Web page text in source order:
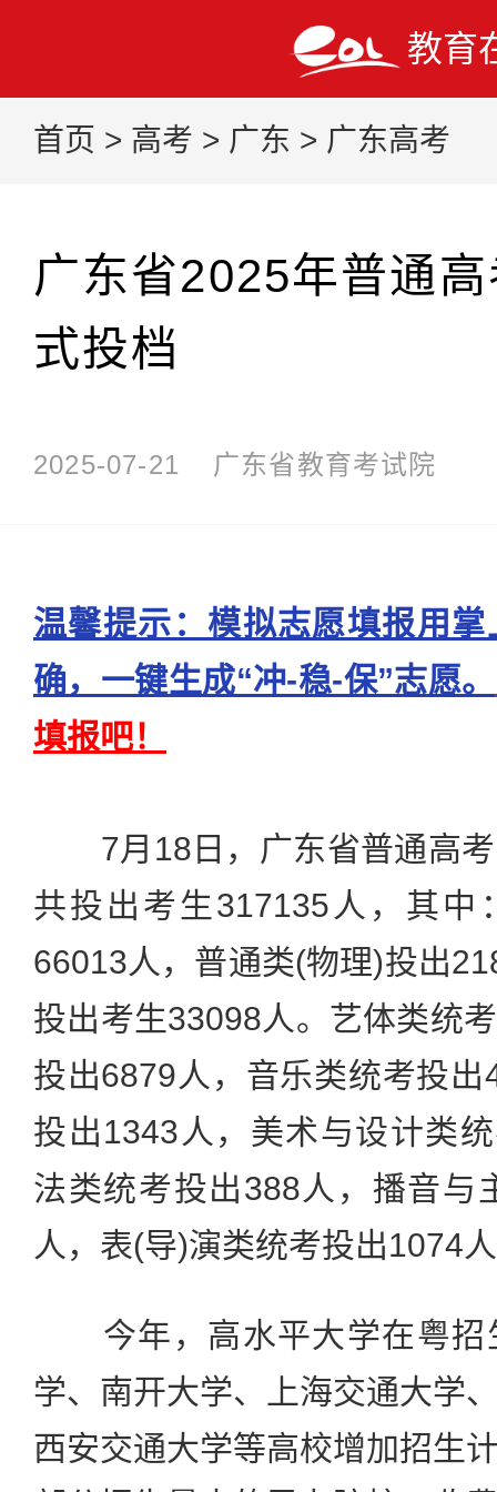
教育
首页 > 高考 > 广东 > 广东高考
广东省2025年普通
式投档
2025-07-21 广东省教育考试院
温馨提示：模拟志愿填报用
确，一键生成“冲-稳-保”志愿。
填报吧！
7月18日，广东省普通高考
共投出考生317135人，其
66013人，普通类(物理)投出
投出考生33098人。艺体类统
投出6879人，音乐类统考投
投出1343人，美术与设计类
法类统考投出388人，播音与
人，表(导)演类统考投出1074
今年，高水平大学在粤招
学、南开大学、上海交通大学
西安交通大学等高校增加招生